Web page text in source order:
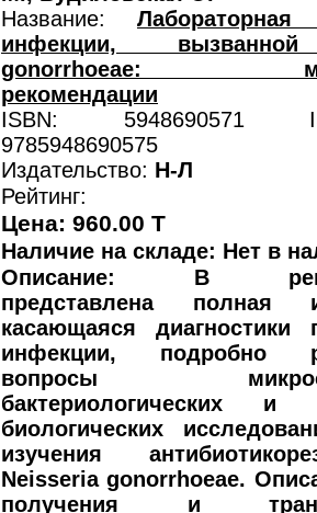
Название: Лабораторная
инфекции,
gonorrhoeae:
рекомендации
ISBN: 5948690571
9785948690575
Издательство: Н-Л
Рейтинг:
Цена: 960.00 T
Наличие на складе: Нет в
Описание: В
представлена полная
касающаяся диагностики
инфекции, подробно
вопросы
бактериологических и
биологических
изучения
Neisseria gonorrhoeae.
получения и